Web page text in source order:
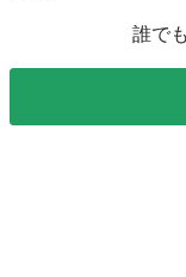
誰で